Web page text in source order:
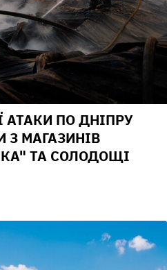
АТАКИ ПО ДНІПРУ
МАГАЗИНІВ
ТА СОЛОДОЩІ